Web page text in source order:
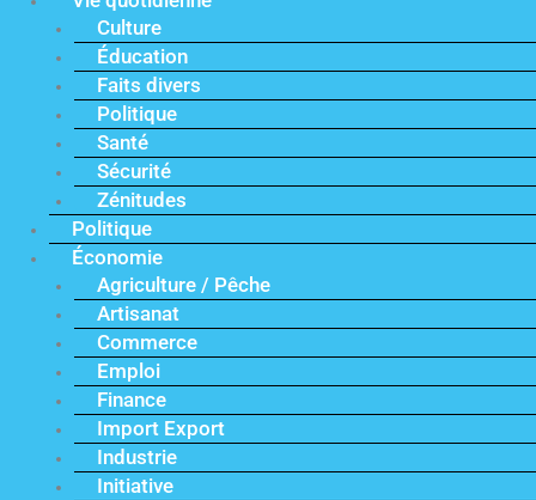
Culture
Éducation
Faits divers
Politique
Santé
Sécurité
Zénitudes
Politique
Économie
Agriculture / Pêche
Artisanat
Commerce
Emploi
Finance
Import Export
Industrie
Initiative